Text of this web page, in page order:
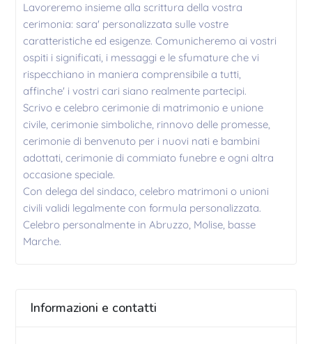
Lavoreremo insieme alla scrittura della vostra
cerimonia: sara' personalizzata sulle vostre
caratteristiche ed esigenze. Comunicheremo ai vostri
ospiti i significati, i messaggi e le sfumature che vi
rispecchiano in maniera comprensibile a tutti,
affinche' i vostri cari siano realmente partecipi.
Scrivo e celebro cerimonie di matrimonio e unione
civile, cerimonie simboliche, rinnovo delle promesse,
cerimonie di benvenuto per i nuovi nati e bambini
adottati, cerimonie di commiato funebre e ogni altra
occasione speciale.
Con delega del sindaco, celebro matrimoni o unioni
civili validi legalmente con formula personalizzata.
Celebro personalmente in Abruzzo, Molise, basse
Marche.
Informazioni e contatti